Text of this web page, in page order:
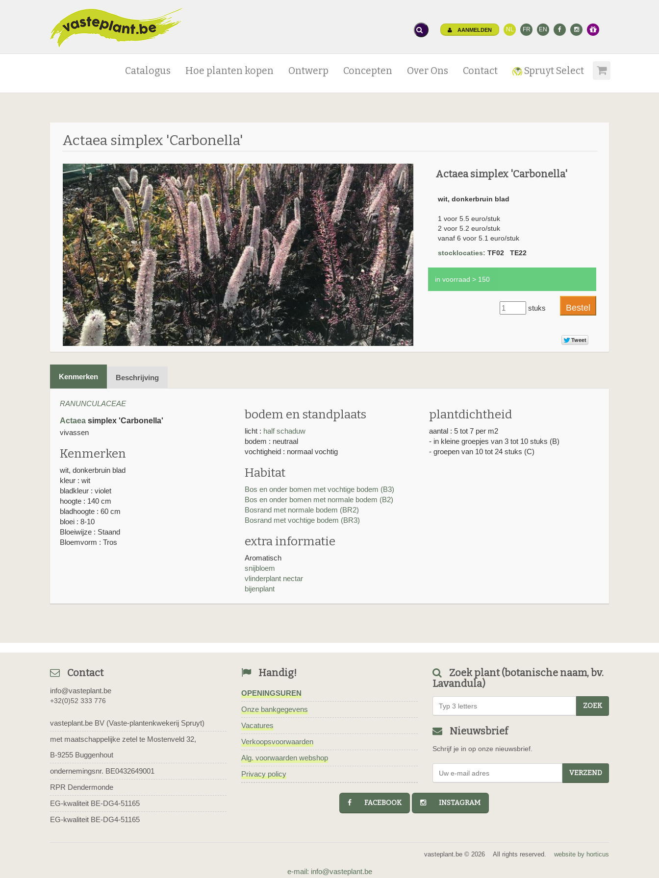
AANMELDEN NL FR EN
Catalogus Hoe planten kopen Ontwerp Concepten Over Ons Contact Spruyt Select
Actaea simplex 'Carbonella'
Actaea simplex 'Carbonella'
wit, donkerbruin blad
1 voor 5.5 euro/stuk
2 voor 5.2 euro/stuk
vanaf 6 voor 5.1 euro/stuk
stocklocaties: TF02 TE22
in voorraad > 150
stuks
Kenmerken Beschrijving
RANUNCULACEAE
Actaea simplex 'Carbonella'
vivassen
Kenmerken
wit, donkerbruin blad
kleur : wit
bladkleur : violet
hoogte : 140 cm
bladhoogte : 60 cm
bloei : 8-10
Bloeiwijze : Staand
Bloemvorm : Tros
bodem en standplaats
licht : half schaduw
bodem : neutraal
vochtigheid : normaal vochtig
Habitat
Bos en onder bomen met vochtige bodem (B3)
Bos en onder bomen met normale bodem (B2)
Bosrand met normale bodem (BR2)
Bosrand met vochtige bodem (BR3)
extra informatie
Aromatisch
snijbloem
vlinderplant nectar
bijenplant
plantdichtheid
aantal : 5 tot 7 per m2
- in kleine groepjes van 3 tot 10 stuks (B)
- groepen van 10 tot 24 stuks (C)
Contact
info@vasteplant.be
+32(0)52 333 776
vasteplant.be BV (Vaste-plantenkwekerij Spruyt)
met maatschappelijke zetel te Mostenveld 32,
B-9255 Buggenhout
ondernemingsnr. BE0432649001
RPR Dendermonde
EG-kwaliteit BE-DG4-51165
EG-kwaliteit BE-DG4-51165
Handig!
OPENINGSUREN
Onze bankgegevens
Vacatures
Verkoopsvoorwaarden
Alg. voorwaarden webshop
Privacy policy
Zoek plant (botanische naam, bv.
Lavandula)
ZOEK
Nieuwsbrief
Schrijf je in op onze nieuwsbrief.
VERZEND
FACEBOOK INSTAGRAM
vasteplant.be © 2026 All rights reserved. website by horticus
e-mail: info@vasteplant.be